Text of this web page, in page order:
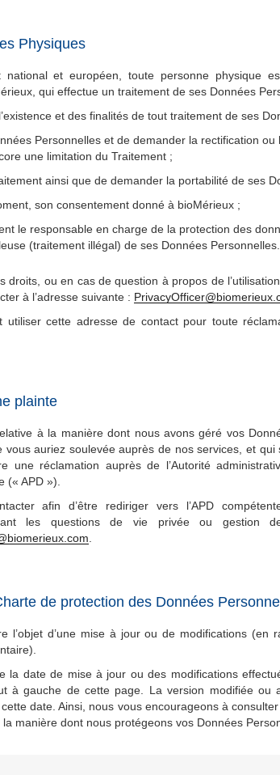
Physiques
national et européen, toute personne physique
qui effectue un traitement de ses Données
et des finalités de tout traitement de ses
Personnelles et de demander la rectification ou
une limitation du Traitement ;
ainsi que de demander la portabilité de ses
son consentement donné à bioMérieux ;
le responsable en charge de la protection des
(traitement illégal) de ses Données Personnelles.
droits, ou en cas de question à propos de
à l’adresse suivante :
utiliser cette adresse de contact pour toute
plainte
à la manière dont nous avons géré vos
vous auriez soulevée auprès de nos services, et
une réclamation auprès de l’Autorité
(« APD »).
afin d’être rediriger vers l’APD
les questions de vie privée ou gestion
de protection des Données
l’objet d’une mise à jour ou de modifications (en
la date de mise à jour ou des modifications
à gauche de cette page. La version modifiée ou
date. Ainsi, nous vous encourageons à
manière dont nous protégeons vos Données